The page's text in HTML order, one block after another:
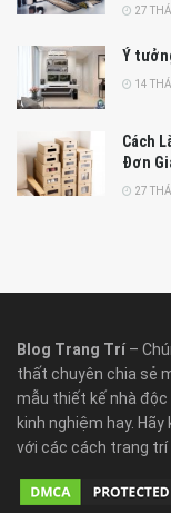
27
Ý
14
Cách
Đơn
27
Blog Trang Trí –
thất chuyên chia sẻ
mẫu thiết kế nhà
kinh nghiệm hay.
với các cách trang trí